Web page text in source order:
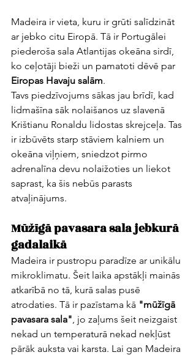
Madeira ir vieta, kuru ir grūti salīdzināt
ar jebko citu Eiropā. Tā ir Portugālei
piederoša sala Atlantijas okeāna sirdī,
ko ceļotāji bieži un pamatoti dēvē par
Eiropas Havaju salām.
Tavs piedzīvojums sākas jau brīdī, kad
lidmašīna sāk nolaišanos uz slavenā
Krištianu Ronaldu lidostas skrejceļa. Tas
ir izbūvēts starp stāviem kalniem un
okeāna viļņiem, sniedzot pirmo
adrenalīna devu nolaižoties un liekot
saprast, ka šis nebūs parasts
atvaļinājums.
Mūžīgā pavasara sala jebkurā
gadalaikā
Madeira ir pustropu paradīze ar unikālu
mikroklimatu. Šeit laika apstākļi mainās
atkarībā no tā, kurā salas pusē
atrodaties. Tā ir pazīstama kā "mūžīgā
pavasara sala" , jo zaļums šeit neizgaist
nekad un temperaturā nekad nekļūst
pārāk auksta vai karsta. Lai gan Madeira